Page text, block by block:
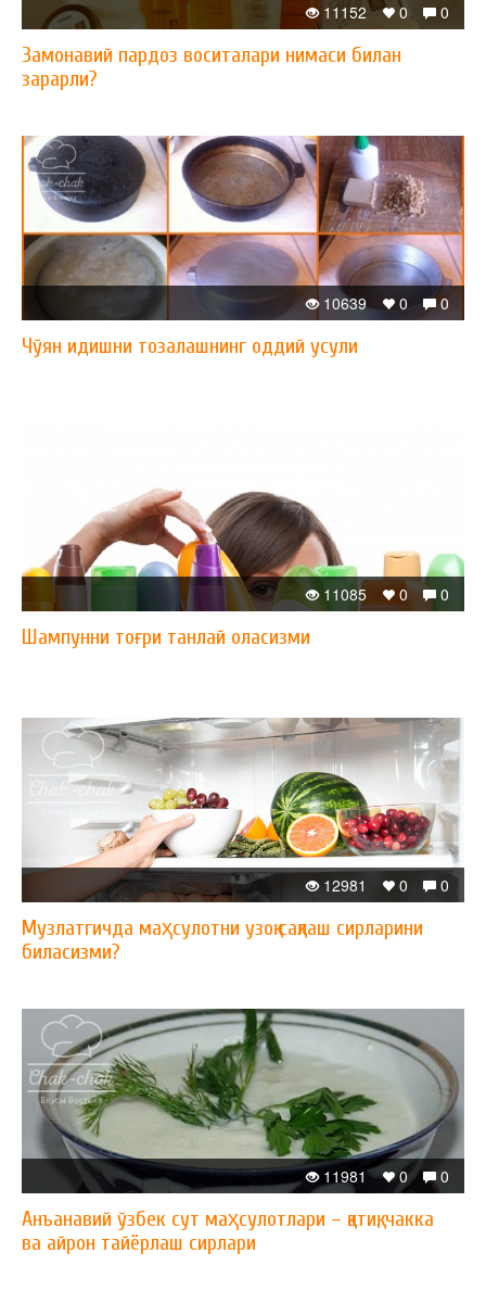
0
0
11152
Замонавий пардоз воситалари нимаси билан
зарарли?
0
0
10639
Чўян идишни тозалашнинг оддий усули
0
0
11085
Шампунни тоғри танлай оласизми
0
0
12981
Музлатгичда маҳсулотни узоқ сақлаш сирларини
биласизми?
0
0
11981
Анъанавий ўзбек сут маҳсулотлари – қатиқ, чакка
ва айрон тайёрлаш сирлари